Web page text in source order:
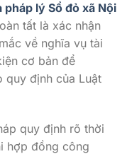
pháp lý Sổ đỏ xã Nội
tất là xác nhận
về nghĩa vụ tài
cơ bản để
quy định của Luật
quy định rõ thời
hợp đồng công